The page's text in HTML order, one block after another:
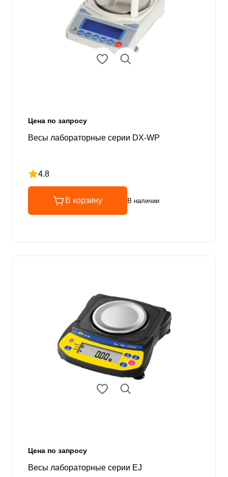
Цена по запросу
Весы лабораторные серии DX-WP
4.8
Рейтинг 4.8 из 5
В корзину В наличии
Цена по запросу
Весы лабораторные серии EJ